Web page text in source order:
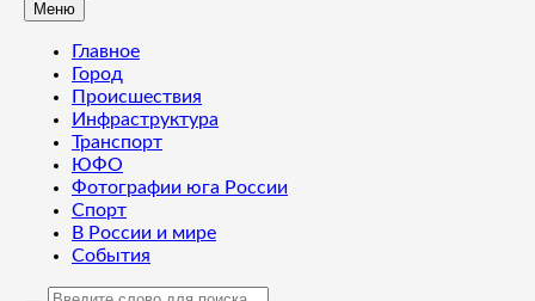
Меню
Главное
Город
Происшествия
Инфраструктура
Транспорт
ЮФО
Фотографии юга России
Спорт
В России и мире
События